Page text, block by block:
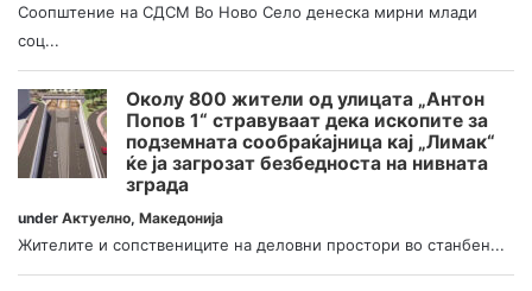
Соопштение на СДСМ Во Ново Село денеска мирни млади
соц...
Околу 800 жители од улицата „Антон
Попов 1“ стравуваат дека ископите за
подземната сообраќајница кај „Лимак“
ќе ја загрозат безбедноста на нивната
зграда
under Актуелно, Македонија
Жителите и сопствениците на деловни простори во станбен...